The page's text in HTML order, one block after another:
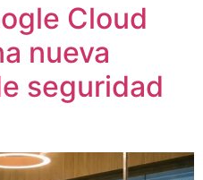
Cloud
nueva
seguridad